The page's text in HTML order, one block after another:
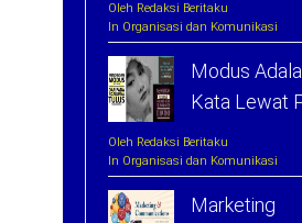
Oleh Redaksi Beritaku
In Organisasi dan Komunikasi
Modus
Kata Lewat
Oleh Redaksi Beritaku
In Organisasi dan Komunikasi
Marketing